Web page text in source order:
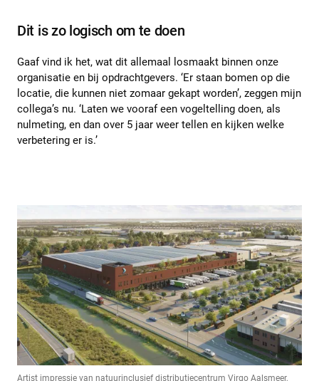
Dit is zo logisch om te doen
Gaaf vind ik het, wat dit allemaal losmaakt binnen onze
organisatie en bij opdrachtgevers. ‘Er staan bomen op die
locatie, die kunnen niet zomaar gekapt worden’, zeggen mijn
collega’s nu. ‘Laten we vooraf een vogeltelling doen, als
nulmeting, en dan over 5 jaar weer tellen en kijken welke
verbetering er is.’
Artist impressie van natuurinclusief distributiecentrum Virgo Aalsmeer,